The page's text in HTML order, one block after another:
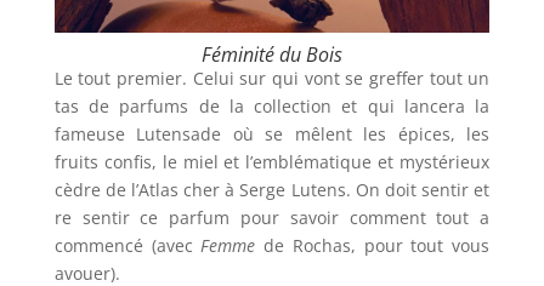
Féminité du Bois
Le tout premier. Celui sur qui vont se greffer tout un
tas de parfums de la collection et qui lancera la
fameuse Lutensade où se mêlent les épices, les
fruits confis, le miel et l’emblématique et mystérieux
cèdre de l’Atlas cher à Serge Lutens. On doit sentir et
re sentir ce parfum pour savoir comment tout a
commencé (avec Femme de Rochas, pour tout vous
avouer).